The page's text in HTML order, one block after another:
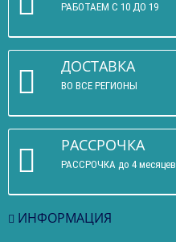
РАБОТАЕМ С 10 ДО 19
ДОСТАВКА
ВО ВСЕ РЕГИОНЫ
РАССРОЧКА
РАССРОЧКА до 4 месяцев
ИНФОРМАЦИЯ